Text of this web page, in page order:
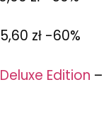
zł -60%
Edition –